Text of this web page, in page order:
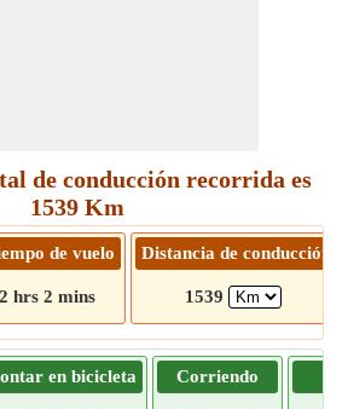
de conducción recorrida es
1539 Km
de vuelo
2 hrs 2 mins
Distancia de conducción
1539
en bicicleta Corriendo